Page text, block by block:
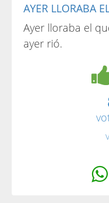
AYER LLORABA
Ayer lloraba el
ayer rió.